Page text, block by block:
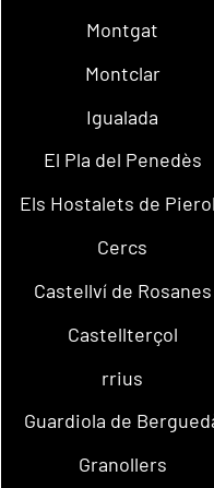
Montgat
Montclar
Igualada
El Pla del Penedès
Els Hostalets de
Cercs
Castellví de Rosanes
Castellterçol
rrius
Guardiola de
Granollers